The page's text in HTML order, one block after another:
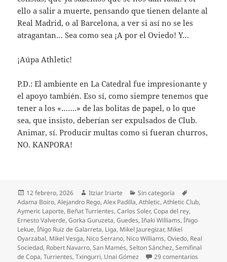
ello a salir a muerte, pensando que tienen delante al
Real Madrid, o al Barcelona, a ver si así no se les
atragantan… Sea como sea ¡A por el Oviedo! Y…
¡Aúpa Athletic!
P.D.: El ambiente en La Catedral fue impresionante y
el apoyo también. Eso sí, como siempre tenemos que
tener a los «…….» de las bolitas de papel, o lo que
sea, que insisto, deberían ser expulsados de Club.
Animar, sí. Producir multas como si fueran churros,
NO. KANPORA!
Publicado
el
12 febrero, 2026 Autor
Itziar Iriarte Categorías
Sin categoría
Adama Boiro,Alejandro Rego,Alex Padilla,Athletic,Athletic Club,
Aymeric Laporte, Beñat Turrientes,Carlos Soler,Copa del rey,
Ernesto Valverde,Gorka Guruzeta,Guedes,Iñaki Williams,Íñigo
Lekue,Íñigo Ruiz de Galarreta, Liga, Mikel Jauregizar, Mikel
Oyarzabal, Mikel Vesga, Nico Serrano, Nico Williams,Oviedo, Real
Sociedad, Robert Navarro,San Mamés,Selton Sánchez,Semifinal
de Copa,Turrientes,Txingurri, Unai Gómez 29 comentarios